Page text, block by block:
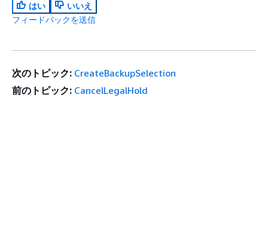
はい
いいえ
フィードバックを送信
次のトピック: CreateBackupSelection
前のトピック: CancelLegalHold